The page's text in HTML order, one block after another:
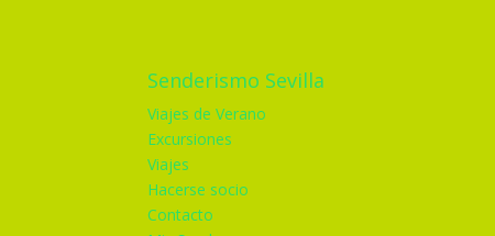
Senderismo Sevilla
Viajes de Verano
Excursiones
Viajes
Hacerse socio
Contacto